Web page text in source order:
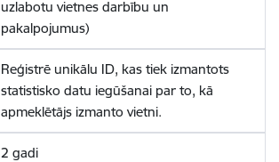
uzlabotu vietnes darbību un
pakalpojumus)
Reģistrē unikālu ID, kas tiek izmantots
statistisko datu iegūšanai par to, kā
apmeklētājs izmanto vietni.
2 gadi